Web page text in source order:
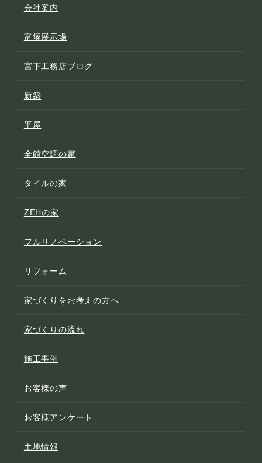
会社案内
富塚展示場
宮下工務店ブログ
新築
平屋
全館空調の家
タイルの家
ZEHの家
フルリノベーション
リフォーム
家づくりをお考えの方へ
家づくりの流れ
施工事例
お客様の声
お客様アンケート
土地情報